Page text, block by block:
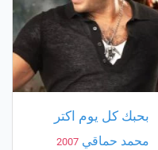
بحبك كل يوم اكتر
محمد حماقي 2007